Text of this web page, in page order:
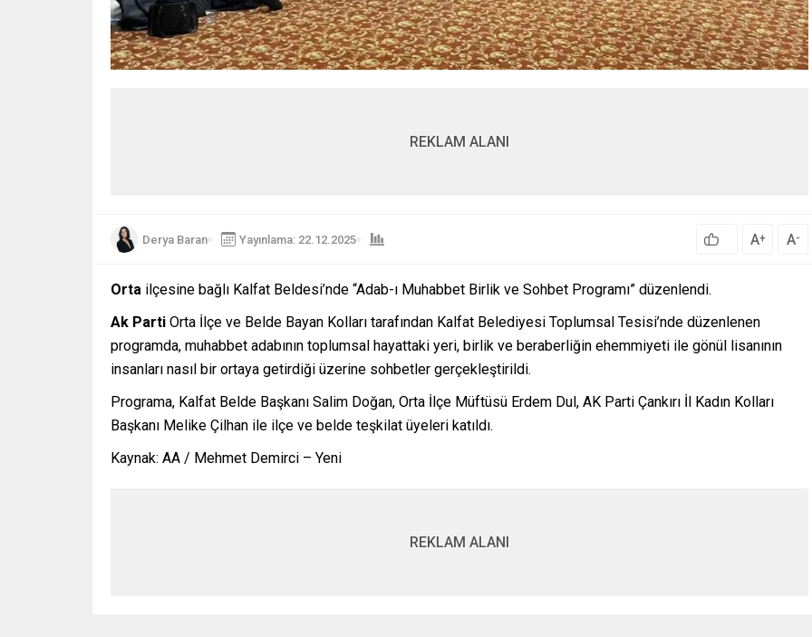
REKLAM ALANI
Derya Baran Yayınlama: 22.12.2025 A+ A-
Orta ilçesine bağlı Kalfat Beldesi’nde “Adab-ı Muhabbet Birlik ve Sohbet Programı” düzenlendi.
Ak Parti Orta İlçe ve Belde Bayan Kolları tarafından Kalfat Belediyesi Toplumsal Tesisi’nde düzenlenen
programda, muhabbet adabının toplumsal hayattaki yeri, birlik ve beraberliğin ehemmiyeti ile gönül lisanının
insanları nasıl bir ortaya getirdiği üzerine sohbetler gerçekleştirildi.
Programa, Kalfat Belde Başkanı Salim Doğan, Orta İlçe Müftüsü Erdem Dul, AK Parti Çankırı İl Kadın Kolları
Başkanı Melike Çilhan ile ilçe ve belde teşkilat üyeleri katıldı.
Kaynak: AA / Mehmet Demirci – Yeni
REKLAM ALANI